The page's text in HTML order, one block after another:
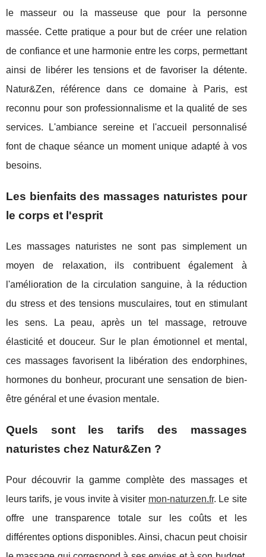
le masseur ou la masseuse que pour la personne
massée. Cette pratique a pour but de créer une relation
de confiance et une harmonie entre les corps, permettant
ainsi de libérer les tensions et de favoriser la détente.
Natur&Zen, référence dans ce domaine à Paris, est
reconnu pour son professionnalisme et la qualité de ses
services. L'ambiance sereine et l'accueil personnalisé
font de chaque séance un moment unique adapté à vos
besoins.
Les bienfaits des massages naturistes pour
le corps et l'esprit
Les massages naturistes ne sont pas simplement un
moyen de relaxation, ils contribuent également à
l'amélioration de la circulation sanguine, à la réduction
du stress et des tensions musculaires, tout en stimulant
les sens. La peau, après un tel massage, retrouve
élasticité et douceur. Sur le plan émotionnel et mental,
ces massages favorisent la libération des endorphines,
hormones du bonheur, procurant une sensation de bien-
être général et une évasion mentale.
Quels sont les tarifs des massages
naturistes chez Natur&Zen ?
Pour découvrir la gamme complète des massages et
leurs tarifs, je vous invite à visiter mon-naturzen.fr. Le site
offre une transparence totale sur les coûts et les
différentes options disponibles. Ainsi, chacun peut choisir